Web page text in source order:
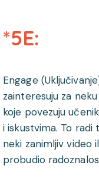
*5E:
Engage
zainteresuju za
koje povezuju
i iskustvima. To
neki zanimljiv video
probudio